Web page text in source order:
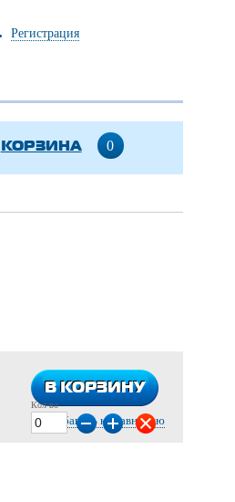
Регистрация
КОРЗИНА 0
В КОРЗИНУ
В КОРЗИНУ
Кол-во
Добавить к сравнению